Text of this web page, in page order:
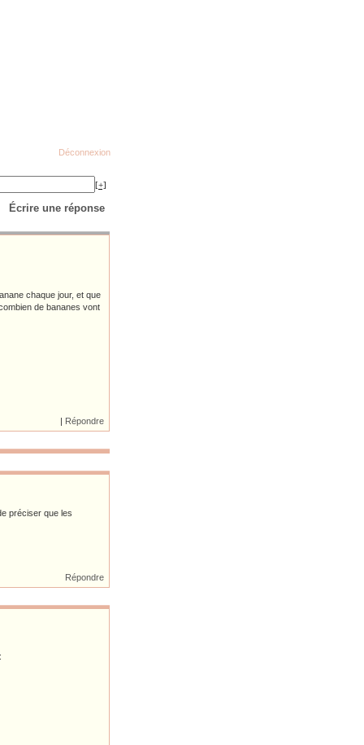
Déconnexion
[+]
Écrire une réponse
chaque jour, et que
de bananes vont
| Répondre
préciser que les
Répondre